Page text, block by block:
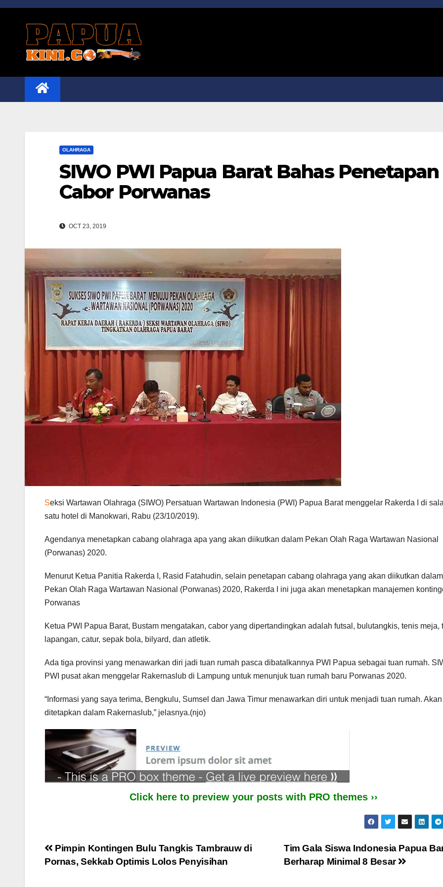
Skip
OLAHRAGA
SIWO PWI Papua Barat Bahas Penetapan
Cabor Porwanas
OCT 23, 2019
Seksi Wartawan Olahraga (SIWO) Persatuan Wartawan Indonesia (PWI) Papua Barat menggelar Rakerda I di
satu hotel di Manokwari, Rabu (23/10/2019).
Agendanya menetapkan cabang olahraga apa yang akan diikutkan dalam Pekan Olah Raga Wartawan Nasional
(Porwanas) 2020.
Menurut Ketua Panitia Rakerda I, Rasid Fatahudin, selain penetapan cabang olahraga yang akan diikutkan dalam
Pekan Olah Raga Wartawan Nasional (Porwanas) 2020, Rakerda I ini juga akan menetapkan manajemen
Porwanas
Ketua PWI Papua Barat, Bustam mengatakan, cabor yang dipertandingkan adalah futsal, bulutangkis, tenis meja,
lapangan, catur, sepak bola, bilyard, dan atletik.
Ada tiga provinsi yang menawarkan diri jadi tuan rumah pasca dibatalkannya PWI Papua sebagai tuan rumah.
PWI pusat akan menggelar Rakernaslub di Lampung untuk menunjuk tuan rumah baru Porwanas 2020.
“Informasi yang saya terima, Bengkulu, Sumsel dan Jawa Timur menawarkan diri untuk menjadi tuan rumah. Akan
ditetapkan dalam Rakernaslub,” jelasnya.(njo)
Click here to preview your posts with PRO themes ››
Post
navigation
Tim Gala Siswa Indonesia Papua
Berharap Minimal 8 Besar
Pimpin Kontingen Bulu Tangkis Tambrauw di
Pornas, Sekkab Optimis Lolos Penyisihan